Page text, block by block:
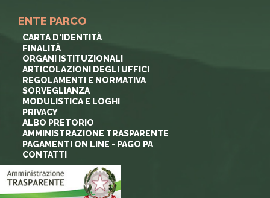
ENTE PARCO
CARTA D'IDENTITÀ
FINALITÀ
ORGANI ISTITUZIONALI
ARTICOLAZIONI DEGLI UFFICI
REGOLAMENTI E NORMATIVA
SORVEGLIANZA
MODULISTICA E LOGHI
PRIVACY
ALBO PRETORIO
AMMINISTRAZIONE TRASPARENTE
PAGAMENTI ON LINE - PAGO PA
CONTATTI